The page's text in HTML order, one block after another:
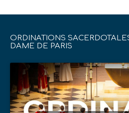
ORDINATIONS
DAME DE PARIS